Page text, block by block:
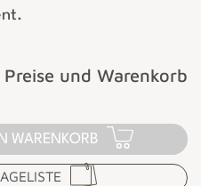
und Warenkorb
WARENKORB